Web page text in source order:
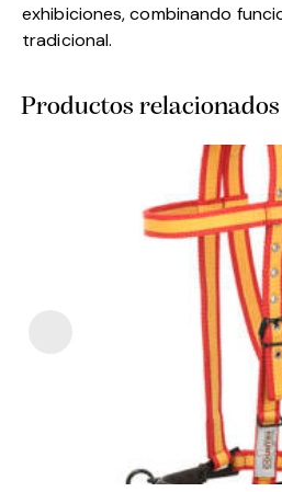
exhibiciones, combinando
tradicional.
Productos relacionados